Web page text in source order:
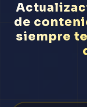
de
siempre